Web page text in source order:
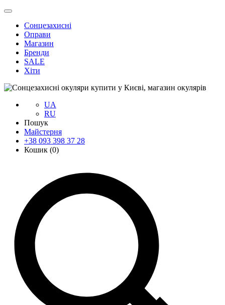
Сонцезахисні
Оправи
Магазин
Бренди
SALE
Хіти
UA
RU
Пошук
Майстерня
+38 093 398 37 28
Кошик (0)